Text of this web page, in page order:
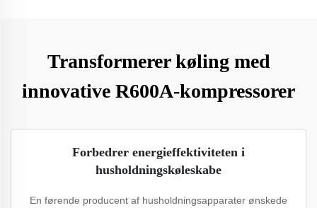
Transformerer køling med
innovative R600A-kompressorer
Forbedrer energieffektiviteten i
husholdningskøleskabe
En førende producent af husholdningsapparater ønskede